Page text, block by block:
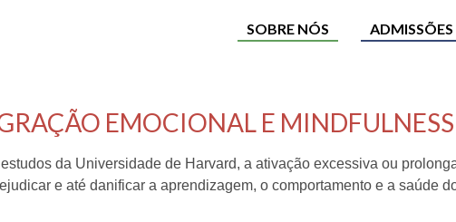
SOBRE NÓS ADMISSÕES
EMOCIONAL E MINDFULNESS
da Universidade de Harvard, a ativação excessiva ou
e até danificar a aprendizagem, o comportamento e a saúde